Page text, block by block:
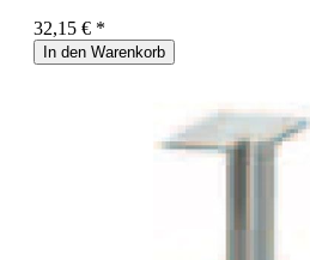
32,15 € *
In den Warenkorb